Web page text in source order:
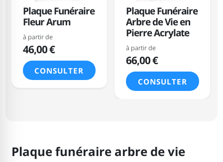
Plaque Funéraire
Fleur Arum
à partir de
46,00 €
CONSULTER
Plaque Funéraire
Arbre de Vie en
Pierre Acrylate
à partir de
66,00 €
CONSULTER
Plaque funéraire arbre de vie